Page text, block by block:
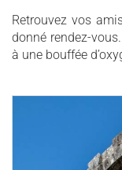
Retrouvez vos
donné rendez-
à une bouffée